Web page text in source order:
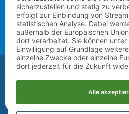
Zusatz (Klasse a, b, c) wählen
Vor-/Nachname des Kindes
sicherzustellen und stetig zu
erfolgt zur Einbindung von
statistischen Analyse. Dabei
außerhalb der Europäischen
dort verarbeitet. Sie können unter
Einwilligung auf Grundlage
einzelne Zwecke oder einzelne
dort jederzeit für die Zukunft
Alle